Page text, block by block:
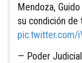
Mendoza,
su condición
pic.twitter.com/
— Poder